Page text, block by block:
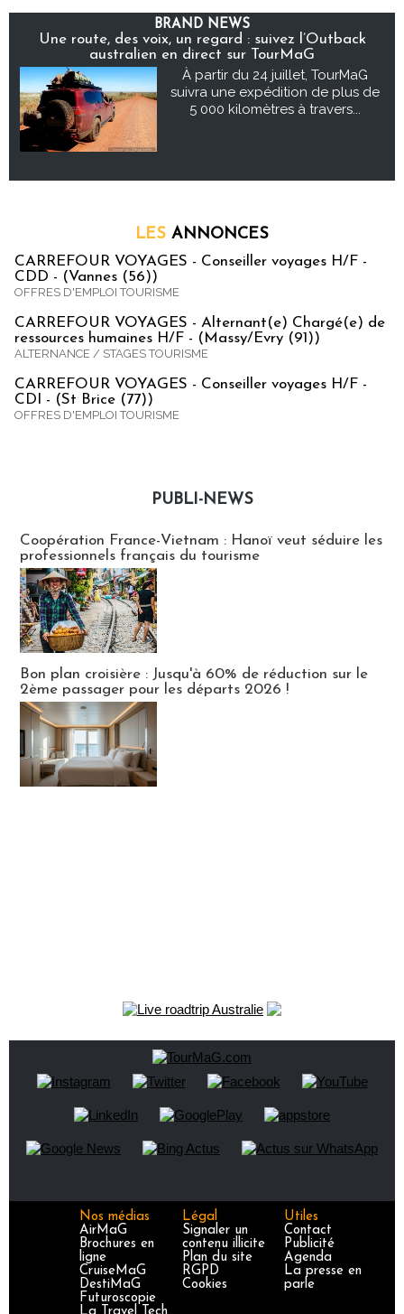
BRAND NEWS
Une route, des voix, un regard : suivez l’Outback
australien en direct sur TourMaG
À partir du 24 juillet, TourMaG
suivra une expédition de plus de
5 000 kilomètres à travers...
LES ANNONCES
CARREFOUR VOYAGES - Conseiller voyages H/F -
CDD - (Vannes (56))
OFFRES D'EMPLOI TOURISME
CARREFOUR VOYAGES - Alternant(e) Chargé(e) de
ressources humaines H/F - (Massy/Evry (91))
ALTERNANCE / STAGES TOURISME
CARREFOUR VOYAGES - Conseiller voyages H/F -
CDI - (St Brice (77))
OFFRES D'EMPLOI TOURISME
PUBLI-NEWS
Coopération France-Vietnam : Hanoï veut séduire les
professionnels français du tourisme
Bon plan croisière : Jusqu'à 60% de réduction sur le
2ème passager pour les départs 2026 !
Nos médias
AirMaG
Brochures en
ligne
CruiseMaG
DestiMaG
Futuroscopie
Légal
Signaler un
contenu illicite
Plan du site
RGPD
Cookies
Utiles
Contact
Publicité
Agenda
La presse en
parle